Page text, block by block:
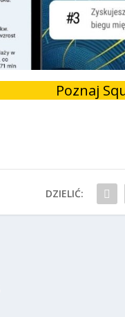
Poznaj
DZIELIĆ: